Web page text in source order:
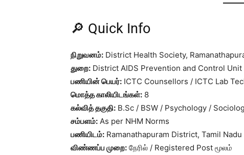
🔎 Quick Info
நிறுவனம்: District Health Society,
துறை: District AIDS Prevention and Control Unit
பணியின் பெயர்: ICTC Counsellors / ICTC Lab
மொத்த காலியிடங்கள்: 8
கல்வித் தகுதி: B.Sc / BSW / Psychology /
சம்பளம்: As per NHM Norms
பணியிடம்: Ramanathapuram District, Tamil Nadu
விண்ணப்ப முறை: நேரில் / Registered Post மூலம்